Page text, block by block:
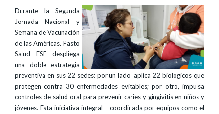
Durante la Segunda
Jornada Nacional y
Semana de Vacunación
de las Américas, Pasto
Salud ESE despliega
una doble estrategia
preventiva en sus 22 sedes: por un lado, aplica 22 biológicos que
protegen contra 30 enfermedades evitables; por otro, impulsa
controles de salud oral para prevenir caries y gingivitis en niños y
jóvenes. Esta iniciativa integral —coordinada por equipos como el